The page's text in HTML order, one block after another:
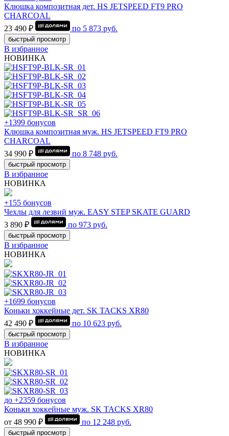
Клюшка композитная дет. HS JETSPEED FT9 PRO
CHARCOAL
23 490 ₽
по 5 873 руб.
быстрый просмотр
В избранное
НОВИНКА
+1399 бонусов
Клюшка композитная муж. HS JETSPEED FT9 PRO
CHARCOAL
34 990 ₽
по 8 748 руб.
быстрый просмотр
В избранное
НОВИНКА
+155 бонусов
Чехлы для лезвий муж. EASY STEP SKATE GUARD
3 890 ₽
по 973 руб.
быстрый просмотр
В избранное
НОВИНКА
+1699 бонусов
Коньки хоккейные дет. SK TACKS XR80
42 490 ₽
по 10 623 руб.
быстрый просмотр
В избранное
НОВИНКА
до +2359 бонусов
Коньки хоккейные муж. SK TACKS XR80
от 48 990 ₽
по 12 248 руб.
быстрый просмотр